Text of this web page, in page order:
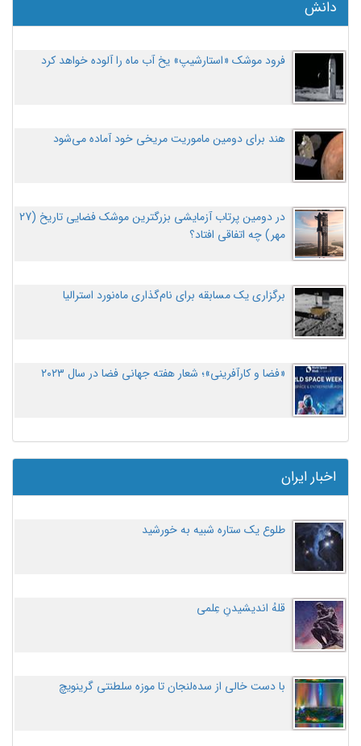
دانش
فرود موشک «استارشیپ» یخ آب ماه را آلوده خواهد کرد
هند برای دومین ماموریت مریخی خود آماده می‌شود
در دومین پرتاب آزمایشی بزرگترین موشک فضایی تاریخ (27
مهر‌) چه اتفاقی افتاد؟
برگزاری یک مسابقه برای نام‌گذاری ماه‌نورد استرالیا
«فضا و کارآفرینی»؛ شعار هفته جهانی فضا در سال ۲۰۲۳
اخبار ایران
طلوع یک ستاره شبیه به خورشید
قلهُ اندیشیدنِ عِلمی
با دست خالی از سده‌لنجان تا موزه سلطنتی گرینویچ